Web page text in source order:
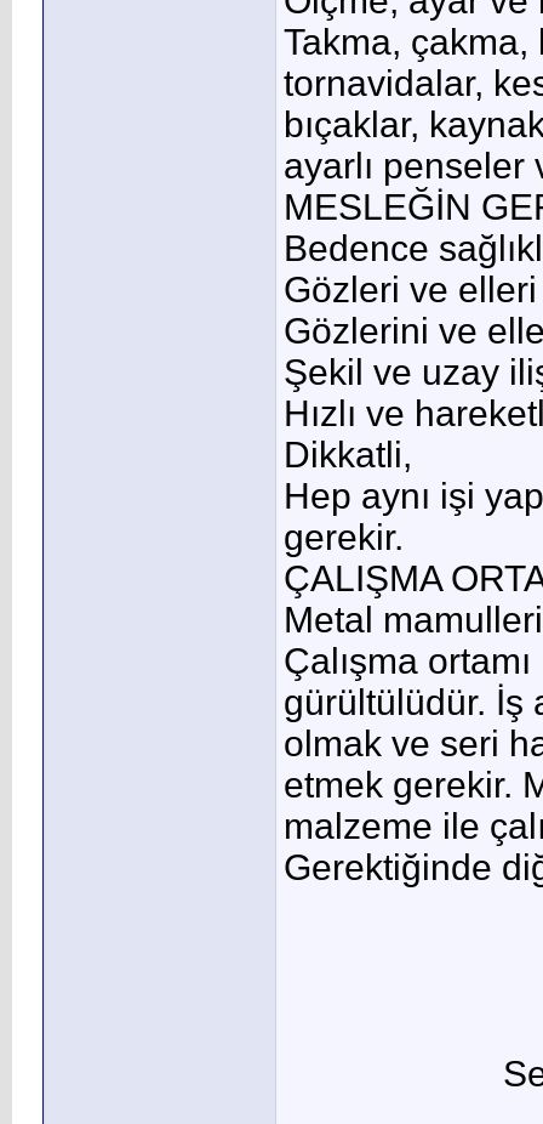
Takma, çakma,
tornavidalar,
bıçaklar,
ayarlı penseler
MESLEĞİN
Bedence
Gözleri ve
Gözlerini ve
Şekil ve uzay
Hızlı ve
Dikkatli,
Hep aynı işi
gerekir.
ÇALIŞMA
Metal
Çalışma ortamı
gürültülüdür. İş
olmak ve seri
etmek gerekir.
malzeme ile
Gerektiğinde